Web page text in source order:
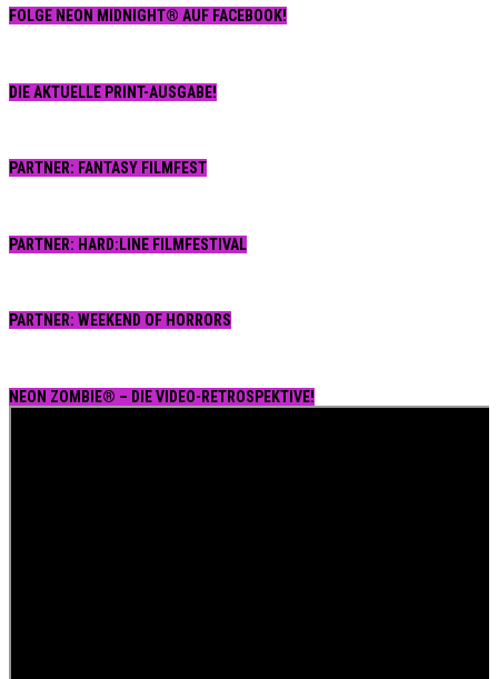
FOLGE NEON MIDNIGHT® AUF FACEBOOK!
DIE AKTUELLE PRINT-AUSGABE!
PARTNER: FANTASY FILMFEST
PARTNER: HARD:LINE FILMFESTIVAL
PARTNER: WEEKEND OF HORRORS
NEON ZOMBIE® – DIE VIDEO-RETROSPEKTIVE!